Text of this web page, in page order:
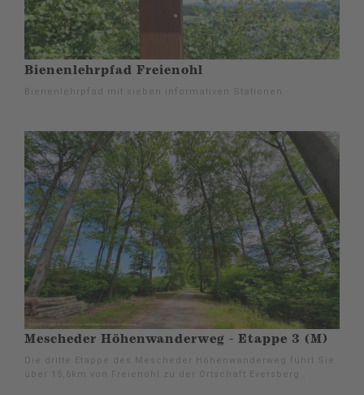
Bienenlehrpfad Freienohl
Bienenlehrpfad mit sieben informativen Stationen.
Mescheder Höhenwanderweg - Etappe 3 (M)
Die dritte Etappe des Mescheder Höhenwanderweg führt Sie
über 15,6km von Freienohl zu der Ortschaft Eversberg .